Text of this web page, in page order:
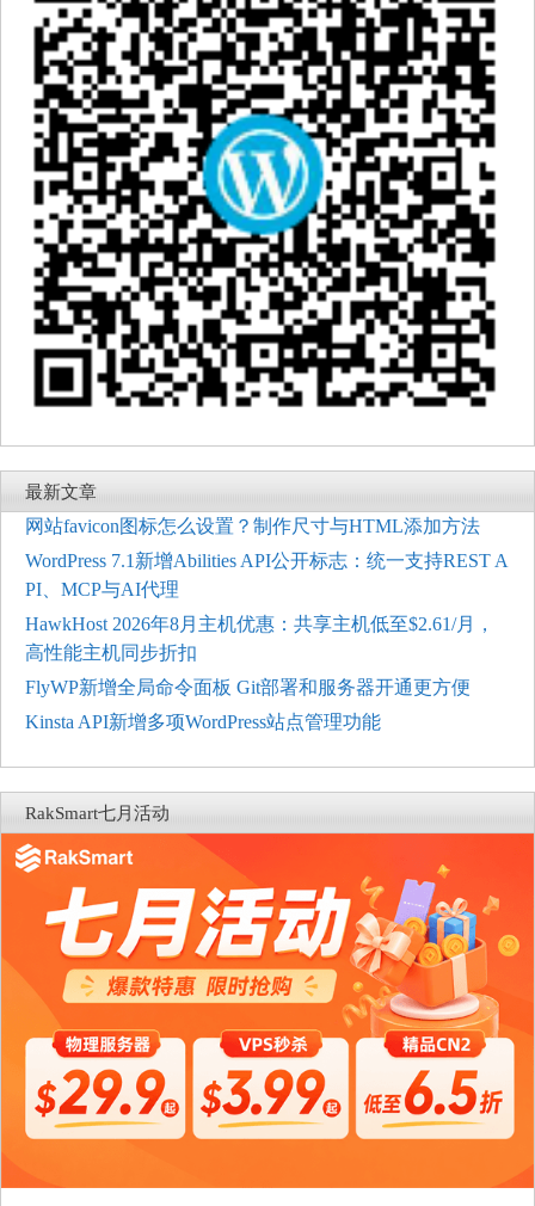
最新文章
网站favicon图标怎么设置？制作尺寸与HTML添加方法
WordPress 7.1新增Abilities API公开标志：统一支持REST A
PI、MCP与AI代理
HawkHost 2026年8月主机优惠：共享主机低至$2.61/月，
高性能主机同步折扣
FlyWP新增全局命令面板 Git部署和服务器开通更方便
Kinsta API新增多项WordPress站点管理功能
RakSmart七月活动